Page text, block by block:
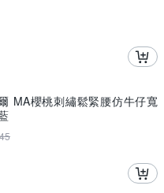
MA櫻桃刺繡鬆緊腰仿牛仔寬